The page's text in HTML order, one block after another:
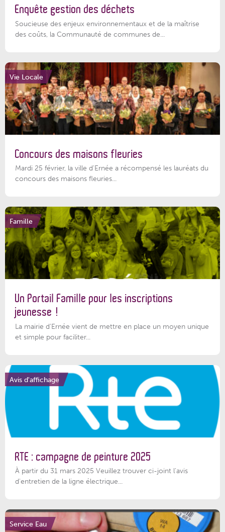
Enquête gestion des déchets
Soucieuse des enjeux environnementaux et de la maîtrise
des coûts, la Communauté de communes de...
Vie Locale
Concours des maisons fleuries
Mardi 25 février, la ville d'Ernée a récompensé les lauréats du
concours des maisons fleuries...
Famille
Un Portail Famille pour les inscriptions
jeunesse !
La mairie d’Ernée vient de mettre en place un moyen unique
et simple pour faciliter...
Avis d'affichage
RTE : campagne de peinture 2025
À partir du 31 mars 2025 Veuillez trouver ci-joint l'avis
d'entretien de la ligne électrique...
Service Eau